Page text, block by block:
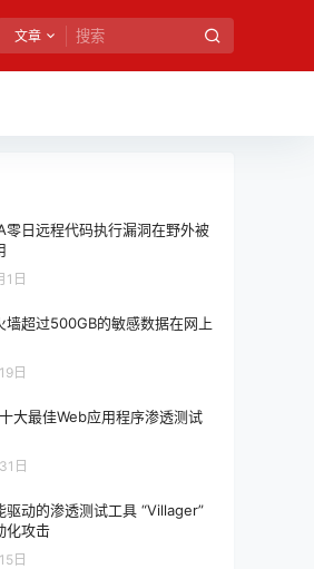
文章
零日远程代码执行漏洞在野外被
1日
墙超过500GB的敏感数据在网上
日
大最佳Web应用程序渗透测试
日
驱动的渗透测试工具 “Villager”
化攻击
日